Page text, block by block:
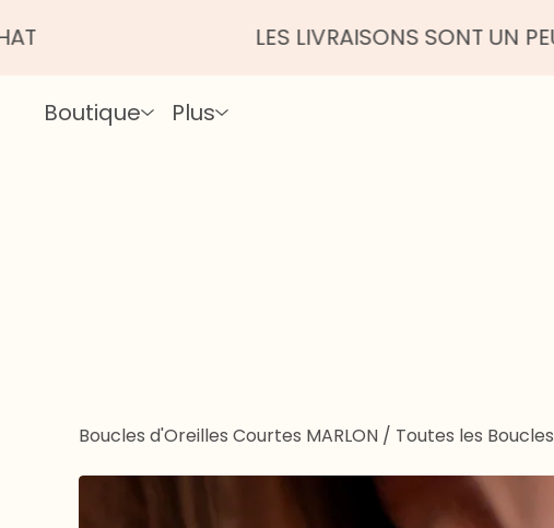
LES LIVRAISONS SONT UN PEU PLUS
Boutique Plus
Boucles d'Oreilles Courtes MARLON / Toutes les